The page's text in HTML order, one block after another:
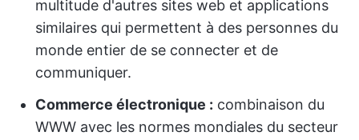
multitude d'autres sites web et applications
similaires qui permettent à des personnes du
monde entier de se connecter et de
communiquer.
Commerce électronique : combinaison du
WWW avec les normes mondiales du secteur